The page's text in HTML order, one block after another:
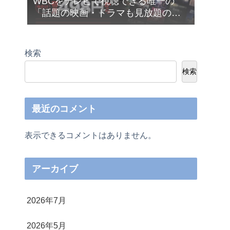
「話題の映画・ドラマも見放題の
Netflix（ネットフリックス）」が今だ
検索
検索
最近のコメント
表示できるコメントはありません。
アーカイブ
2026年7月
2026年5月